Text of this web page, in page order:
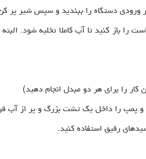
ورودی دستگاه را ببندید و سپس شیر پر
باز کنید تا آب کاملا تخلیه شود.
را برای هر دو مبدل انجام دهید)
پمپ را داخل یک تشت بزرگ و پر از آب
رقیق استفاده کنید.